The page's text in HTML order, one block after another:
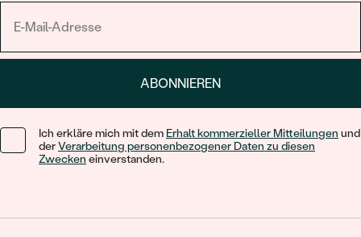
ABONNIEREN
Ich erkläre mich mit dem Erhalt kommerzieller Mitteilungen und
derVerarbeitung personenbezogener Daten zu diesen
Zwecken einverstanden.